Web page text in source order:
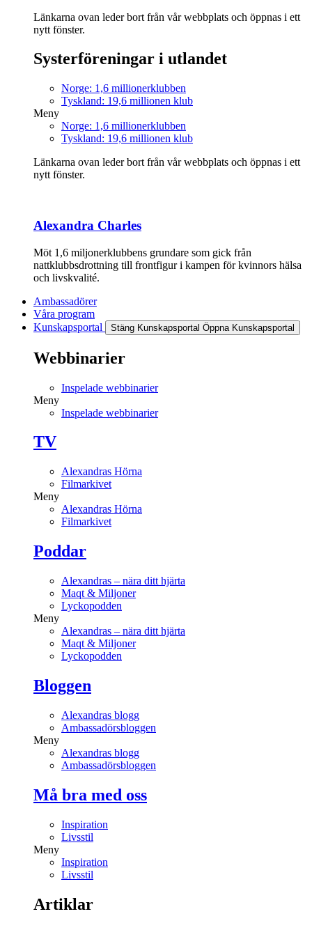
Länkarna ovan leder bort från vår webbplats och öppnas i ett
nytt fönster.
Systerföreningar i utlandet
Norge: 1,6 millionerklubben
Tyskland: 19,6 millionen klub
Meny
Norge: 1,6 millionerklubben
Tyskland: 19,6 millionen klub
Länkarna ovan leder bort från vår webbplats och öppnas i ett
nytt fönster.
Alexandra Charles
Möt 1,6 miljonerklubbens grundare som gick från
nattklubbsdrottning till frontfigur i kampen för kvinnors hälsa
och livskvalité.
Ambassadörer
Våra program
Kunskapsportal
Stäng Kunskapsportal Öppna Kunskapsportal
Webbinarier
Inspelade webbinarier
Meny
Inspelade webbinarier
TV
Alexandras Hörna
Filmarkivet
Meny
Alexandras Hörna
Filmarkivet
Poddar
Alexandras – nära ditt hjärta
Maqt & Miljoner
Lyckopodden
Meny
Alexandras – nära ditt hjärta
Maqt & Miljoner
Lyckopodden
Bloggen
Alexandras blogg
Ambassadörsbloggen
Meny
Alexandras blogg
Ambassadörsbloggen
Må bra med oss
Inspiration
Livsstil
Meny
Inspiration
Livsstil
Artiklar